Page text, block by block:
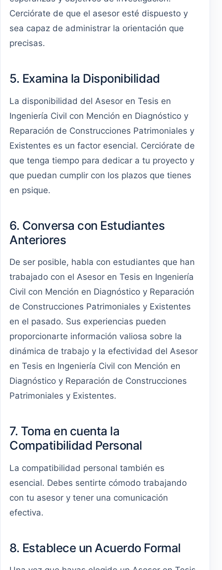
Cerciórate de que el asesor esté dispuesto y
sea capaz de administrar la orientación que
precisas.
5. Examina la Disponibilidad
La disponibilidad del Asesor en Tesis en
Ingeniería Civil con Mención en Diagnóstico y
Reparación de Construcciones Patrimoniales y
Existentes es un factor esencial. Cerciórate de
que tenga tiempo para dedicar a tu proyecto y
que puedan cumplir con los plazos que tienes
en psique.
6. Conversa con Estudiantes
Anteriores
De ser posible, habla con estudiantes que han
trabajado con el Asesor en Tesis en Ingeniería
Civil con Mención en Diagnóstico y Reparación
de Construcciones Patrimoniales y Existentes
en el pasado. Sus experiencias pueden
proporcionarte información valiosa sobre la
dinámica de trabajo y la efectividad del Asesor
en Tesis en Ingeniería Civil con Mención en
Diagnóstico y Reparación de Construcciones
Patrimoniales y Existentes.
7. Toma en cuenta la
Compatibilidad Personal
La compatibilidad personal también es
esencial. Debes sentirte cómodo trabajando
con tu asesor y tener una comunicación
efectiva.
8. Establece un Acuerdo Formal